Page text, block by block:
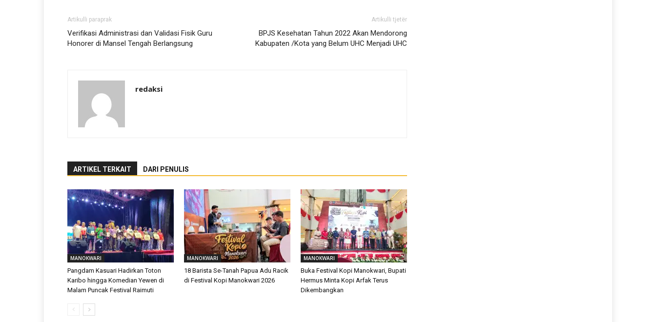
Artikulli paraprak
Verifikasi Administrasi dan Validasi Fisik Guru
Honorer di Mansel Tengah Berlangsung
Artikulli tjetër
BPJS Kesehatan Tahun 2022 Akan Mendorong
Kabupaten /Kota yang Belum UHC Menjadi UHC
redaksi
ARTIKEL TERKAIT DARI PENULIS
MANOKWARI
Pangdam Kasuari Hadirkan Toton
Karibo hingga Komedian Yewen di
Malam Puncak Festival Raimuti
MANOKWARI
18 Barista Se-Tanah Papua Adu Racik
di Festival Kopi Manokwari 2026
MANOKWARI
Buka Festival Kopi Manokwari, Bupati
Hermus Minta Kopi Arfak Terus
Dikembangkan